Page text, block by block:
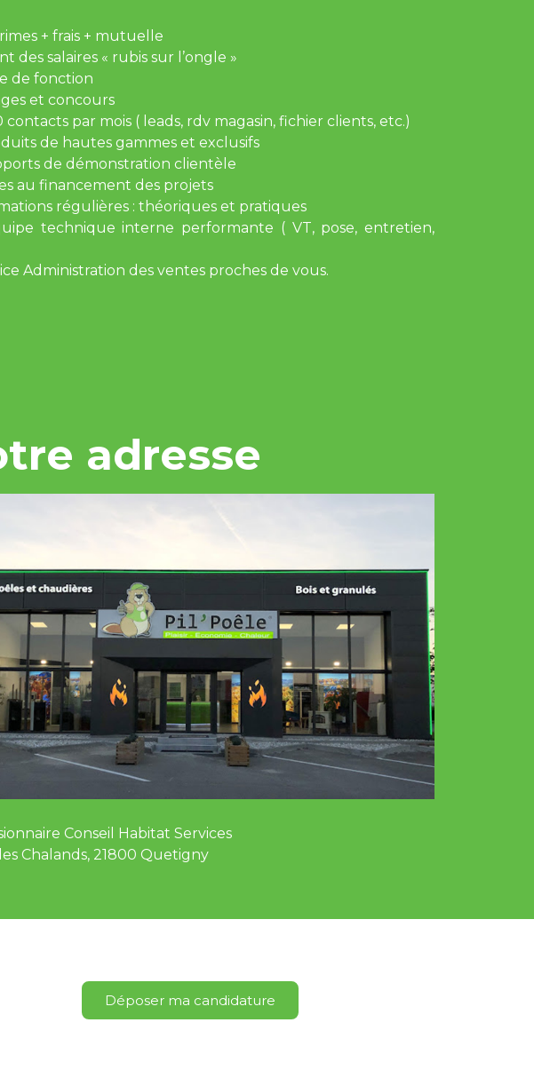
+ frais + mutuelle
des salaires « rubis sur l’ongle »
de fonction
et concours
contacts par mois ( leads, rdv magasin, fichier clients, etc.)
de hautes gammes et exclusifs
de démonstration clientèle
au financement des projets
régulières : théoriques et pratiques
technique interne performante ( VT, pose, entretien,
Administration des ventes proches de vous.
adresse
Conseil Habitat Services
Chalands, 21800 Quetigny
Déposer ma candidature